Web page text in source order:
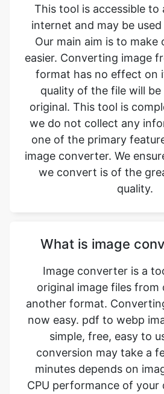
easier. Converting image
format has no effect on
quality of the file will
original. This tool is
we do not collect any
one of the primary
image converter. We
we convert is of the
quality.
What is image
original image files from
another format.
now easy. pdf to webp
simple, free, easy to
conversion may take a
minutes depends on
CPU performance of your
online image converting
by anybody and
tool, you don’t need